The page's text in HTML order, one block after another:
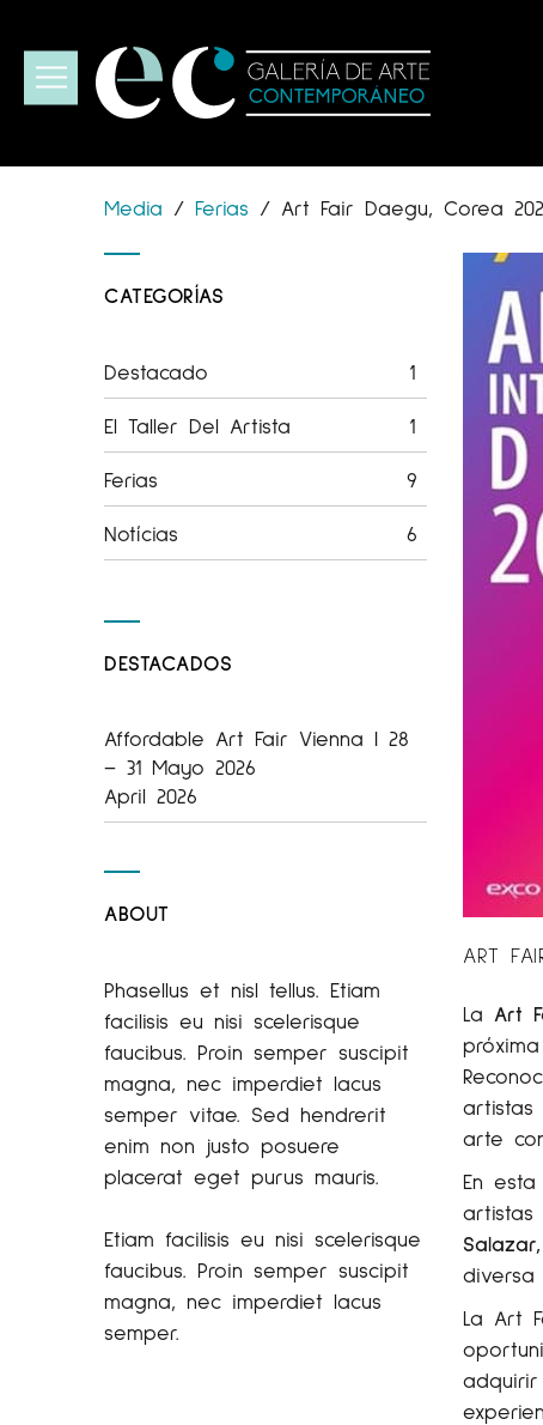
Media / Ferias / Art Fair Daegu, Corea
ART
La Art
arte
En
artistas
La Art
CATEGORÍAS
Destacado 1
El Taller Del Artista 1
Ferias 9
Notícias 6
DESTACADOS
Affordable Art Fair Vienna | 28
– 31 Mayo 2026
April 2026
ABOUT
Phasellus et nisl tellus. Etiam
facilisis eu nisi scelerisque
faucibus. Proin semper suscipit
magna, nec imperdiet lacus
semper vitae. Sed hendrerit
enim non justo posuere
placerat eget purus mauris.
Etiam facilisis eu nisi scelerisque
faucibus. Proin semper suscipit
magna, nec imperdiet lacus
semper.